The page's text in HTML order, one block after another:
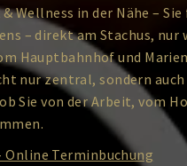
Wellness in der Nähe – Sie
– direkt am Stachus, nur
Hauptbahnhof und
nur zentral, sondern auch
Sie von der Arbeit, vom
Terminbuchung